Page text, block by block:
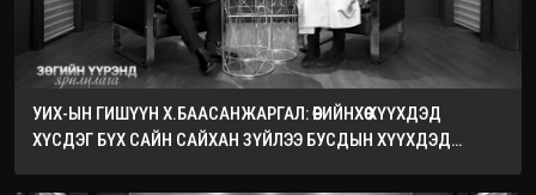
УИХ-ЫН ГИШҮҮН Х.БААСАНЖАРГАЛ: ӨӨРИЙНХӨӨ ХҮҮХДЭД
ХҮСДЭГ БҮХ САЙН САЙХАН ЗҮЙЛЭЭ БУСДЫН ХҮҮХДЭД